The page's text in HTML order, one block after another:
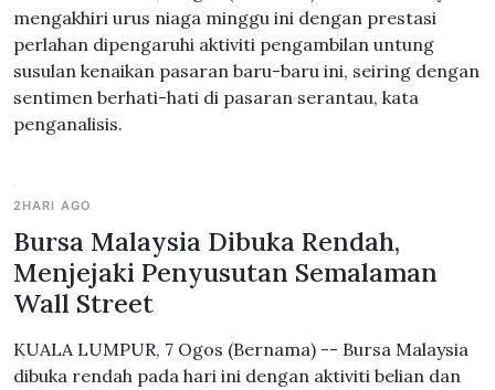
mengakhiri urus niaga minggu ini dengan prestasi
perlahan dipengaruhi aktiviti pengambilan untung
susulan kenaikan pasaran baru-baru ini, seiring dengan
sentimen berhati-hati di pasaran serantau, kata
penganalisis.
2HARI AGO
Bursa Malaysia Dibuka Rendah,
Menjejaki Penyusutan Semalaman
Wall Street
KUALA LUMPUR, 7 Ogos (Bernama) -- Bursa Malaysia
dibuka rendah pada hari ini dengan aktiviti belian dan